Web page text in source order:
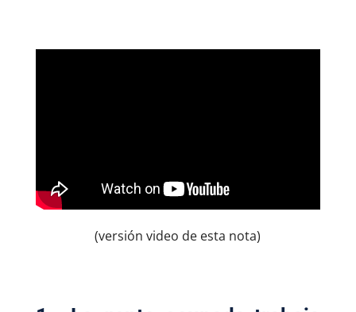
(versión video de esta nota)